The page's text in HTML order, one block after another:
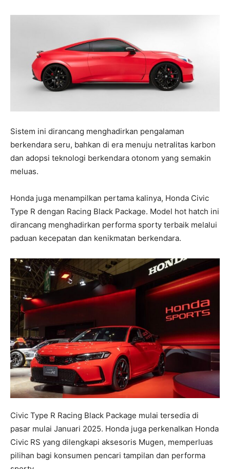
Sistem ini dirancang menghadirkan pengalaman
berkendara seru, bahkan di era menuju netralitas karbon
dan adopsi teknologi berkendara otonom yang semakin
meluas.
Honda juga menampilkan pertama kalinya, Honda Civic
Type R dengan Racing Black Package. Model hot hatch ini
dirancang menghadirkan performa sporty terbaik melalui
paduan kecepatan dan kenikmatan berkendara.
Civic Type R Racing Black Package mulai tersedia di
pasar mulai Januari 2025. Honda juga perkenalkan Honda
Civic RS yang dilengkapi aksesoris Mugen, memperluas
pilihan bagi konsumen pencari tampilan dan performa